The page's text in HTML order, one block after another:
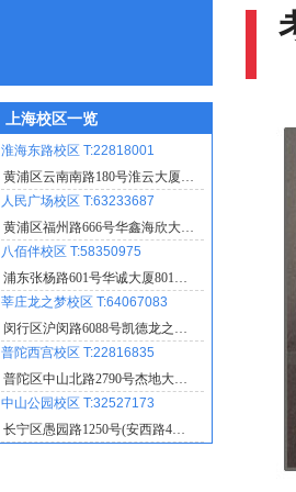
上海校区一览
淮海东路校区 T:22818001
黄浦区云南南路180号淮云大厦…
人民广场校区 T:63233687
黄浦区福州路666号华鑫海欣大…
八佰伴校区 T:58350975
浦东张杨路601号华诚大厦801…
莘庄龙之梦校区 T:64067083
闵行区沪闵路6088号凯德龙之…
普陀西宫校区 T:22816835
普陀区中山北路2790号杰地大…
中山公园校区 T:32527173
长宁区愚园路1250号(安西路4…